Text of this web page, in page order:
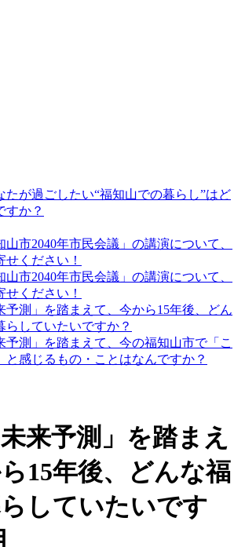
たが過ごしたい“福知山での暮らし”はど
すか？
山市2040年市民会議」の講演について、
せください！
山市2040年市民会議」の講演について、
せください！
予測」を踏まえて、今から15年後、どん
らしていたいですか？
予測」を踏まえて、今の福知山市で「こ
と感じるもの・ことはなんですか？
未来予測」を踏まえ
15年後、どんな福
していたいです